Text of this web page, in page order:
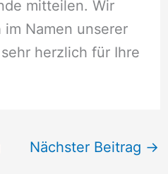
mitteilen. Wir
Namen unserer
herzlich für Ihre
Nächster Beitrag →